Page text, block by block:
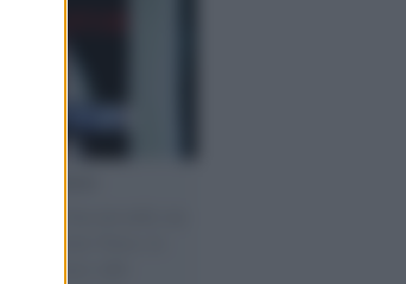
Francesco
con Guccini nella sua
del premio Tenco, la
Pazienza sulle